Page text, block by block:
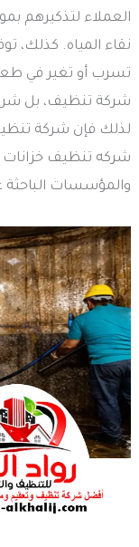
العملاء لتذكيرهم
نقاء المياه. كذلك،
تسرب أو تغير في
شركة تنظيف، بل
لذلك فإن شركة
شركه تنظيف خزانات
والمؤسسات الباحثة